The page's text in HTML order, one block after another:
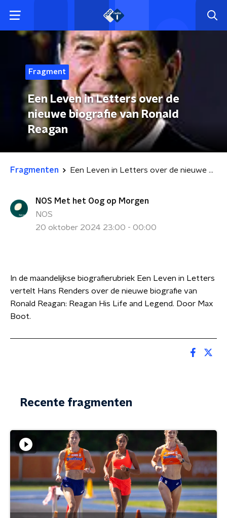
Fragment
Een Leven in Letters over de
nieuwe biografie van Ronald
Reagan
Fragmenten Een Leven in Letters over de nieuwe biografie van Ronald Reagan
NOS Met het Oog op Morgen
NOS
20 oktober 2024 23:00 - 00:00
In de maandelijkse biografierubriek Een Leven in Letters
vertelt Hans Renders over de nieuwe biografie van
Ronald Reagan: Reagan His Life and Legend. Door Max
Boot.
Recente fragmenten